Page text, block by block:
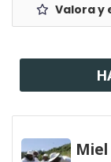
Valora y